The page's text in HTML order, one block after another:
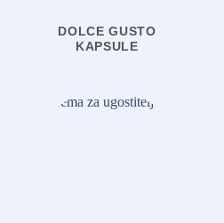
DOLCE GUSTO
KAPSULE